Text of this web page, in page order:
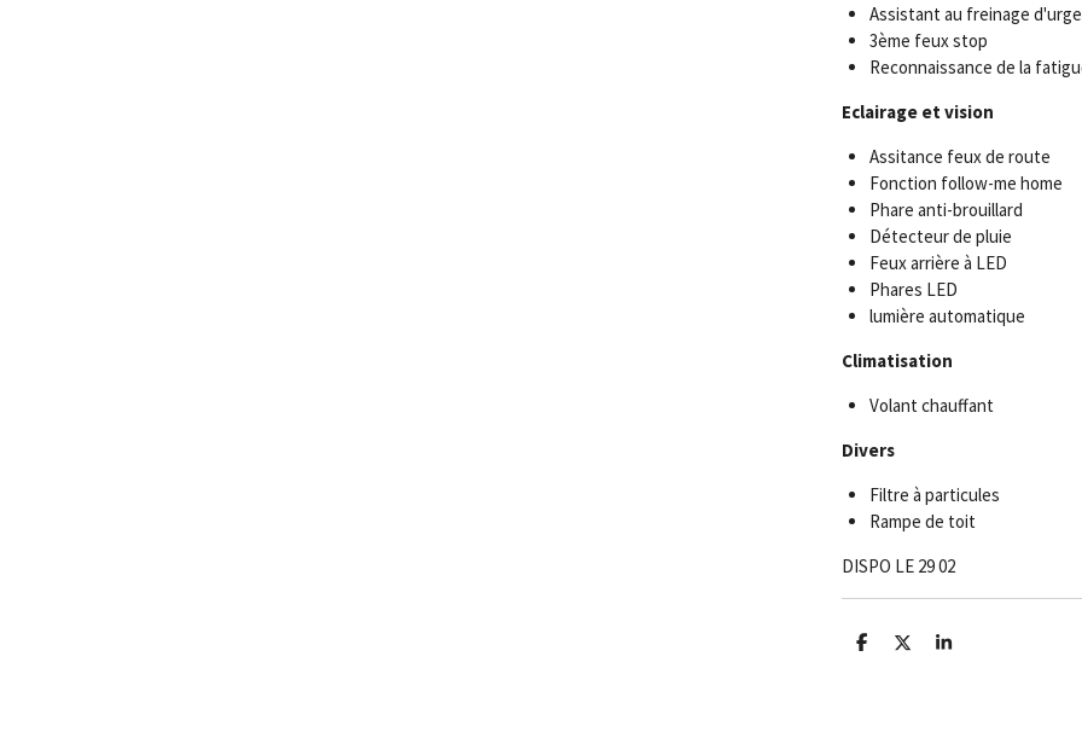
Assistant au freinage
3ème feux stop
Reconnaissance de la
Eclairage et vision
Assitance feux de route
Fonction follow-me home
Phare anti-brouillard
Détecteur de pluie
Feux arrière à LED
Phares LED
lumière automatique
Climatisation
Volant chauffant
Divers
Filtre à particules
Rampe de toit
DISPO LE 29 02
P
P
P